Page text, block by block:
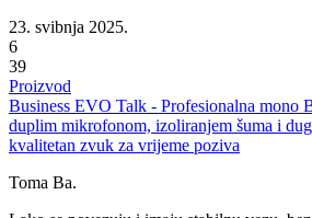
23. svibnja 2025.
6
39
Proizvod
Business EVO Talk - Profesionalna mono
duplim mikrofonom, izoliranjem šuma i
kvalitetan zvuk za vrijeme poziva
Toma Ba.